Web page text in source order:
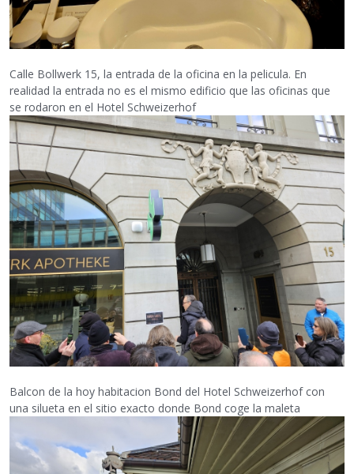
Calle Bollwerk 15, la entrada de la oficina en la pelicula. En
realidad la entrada no es el mismo edificio que las oficinas que
se rodaron en el Hotel Schweizerhof
Balcon de la hoy habitacion Bond del Hotel Schweizerhof con
una silueta en el sitio exacto donde Bond coge la maleta